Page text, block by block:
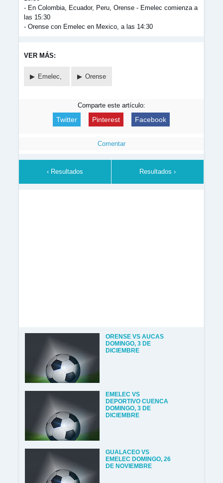
- En Colombia, Ecuador, Peru, Orense - Emelec comienza a
las 15:30
- Orense con Emelec en Mexico, a las 14:30
VER MÁS:
Emelec, Orense
Comparte este artículo:
Twitter Pinterest Facebook
Comentar
‹ Resultados Resultados ›
ORENSE VS AUCAS
DOMINGO, 3 DE
DICIEMBRE
EMELEC VS
DEPORTIVO CUENCA
DOMINGO, 3 DE
DICIEMBRE
GUALACEO VS
EMELEC DOMINGO, 26
DE NOVIEMBRE